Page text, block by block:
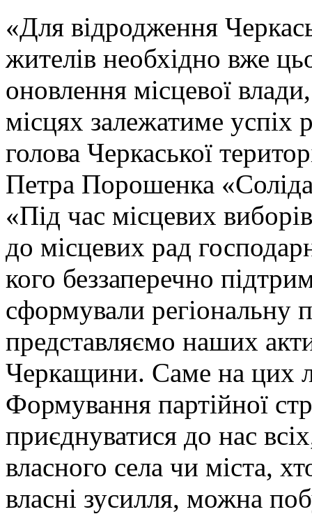
«Для відродження
жителів необхідно вже
оновлення місцевої
місцях залежатиме успіх
голова Черкаської
Петра Порошенка
«Під час місцевих
до місцевих рад
кого беззаперечно
сформували регіональну
представляємо наших
Черкащини. Саме на цих
Формування партійної
приєднуватися до нас
власного села чи міста,
власні зусилля, можна